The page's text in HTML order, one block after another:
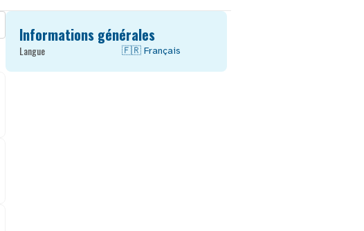
Informations générales
Langue 🇫🇷 Français